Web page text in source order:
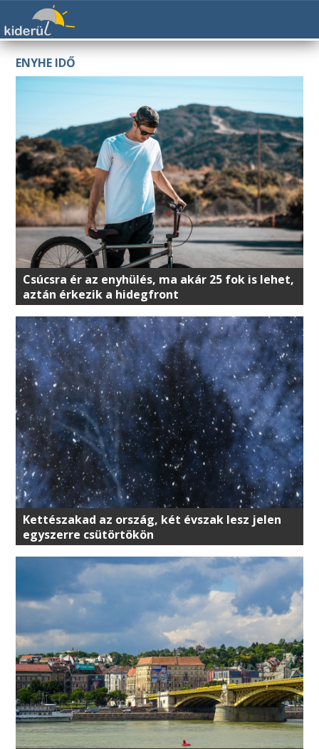
ENYHE IDŐ
Csúcsra ér az enyhülés, ma akár 25 fok is lehet,
aztán érkezik a hidegfront
Kettészakad az ország, két évszak lesz jelen
egyszerre csütörtökön